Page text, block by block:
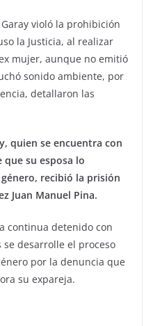
violó la prohibición
la Justicia, al realizar
mujer, aunque no emitió
sonido ambiente, por
detallaron las
quien se encuentra con
su esposa lo
recibió la prisión
Juan Manuel Pina.
continua detenido con
desarrolle el proceso
por la denuncia que
su expareja.